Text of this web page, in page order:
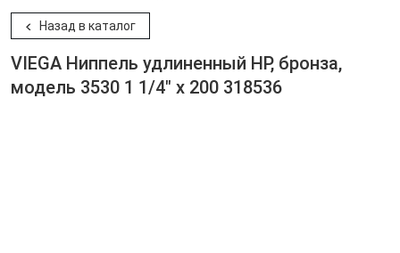
Назад в каталог
VIEGA Ниппель удлиненный НР, бронза,
модель 3530 1 1/4" x 200 318536